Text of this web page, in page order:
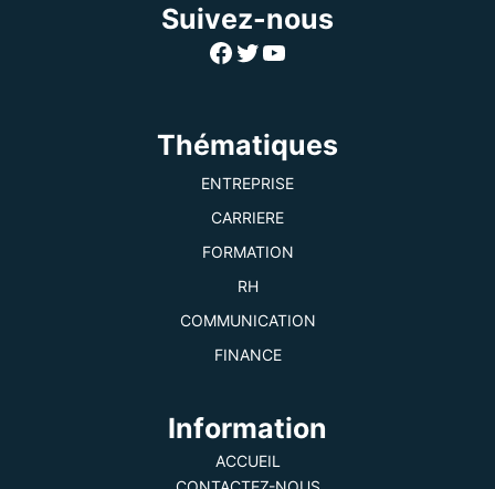
Suivez-nous
Facebook
Twitter
YouTube
Thématiques
ENTREPRISE
CARRIERE
FORMATION
RH
COMMUNICATION
FINANCE
Information
ACCUEIL